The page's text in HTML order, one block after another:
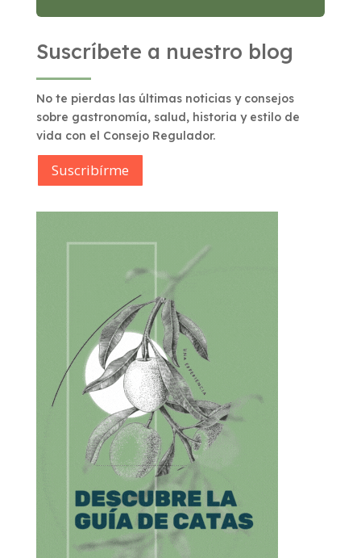
Suscríbete a nuestro blog
No te pierdas las últimas noticias y consejos
sobre gastronomía, salud, historia y estilo de
vida con el Consejo Regulador.
Suscribírme